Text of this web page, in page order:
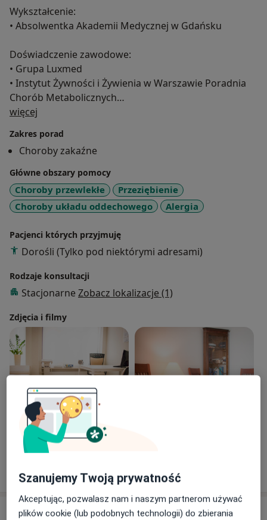
Wykształcenie:
• Absolwentka Akademii Medycznej w Gdańsku
Doświadczenie zawodowe:
• Grupa Luxmed
• Instytut Żywności i Żywienia w Warszawie Poradnia
Chorób Metabolicznych
• Szpital Specjalistyczny Św. Wojciecha Adalberta w
Specjalizacja:
• Specjalista chorób wewnętrznych
Wiek pacjentów:
• od 18 roku życia
więcej
Zakres porad
Choroby zakaźne
Główne obszary pomocy
Choroby przewlekłe
Przeziębienie
Choroby układu oddechowego
Alergia
Pacjenci których przyjmuję
Dorośli (Tylko pod niektórymi adresami)
Rodzaje konsultacji
Stacjonarne Zobacz lokalizacje (1)
Zdjęcia i filmy
Zobacz galerię (5)
o doświadczeniu
Usługi i ceny
Szanujemy Twoją prywatność
Akceptując, pozwalasz nam i naszym partnerom używać
plików cookie (lub podobnych technologii) do zbierania